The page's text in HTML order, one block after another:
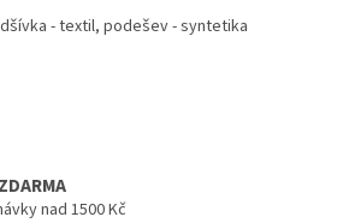
- textil, podešev - syntetika
nad 1500 Kč